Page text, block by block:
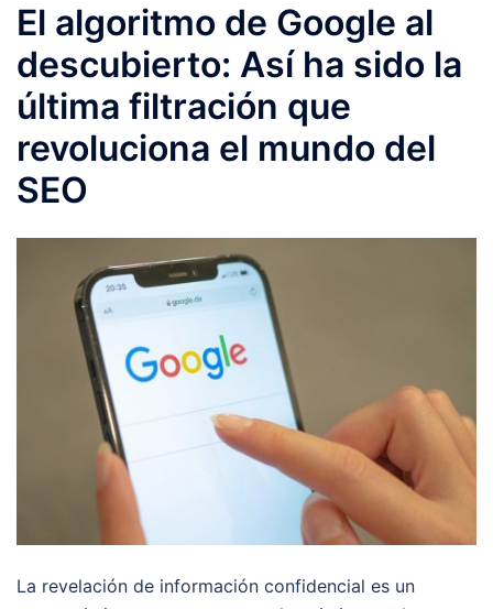
El algoritmo de Google al
descubierto: Así ha sido la
última filtración que
revoluciona el mundo del
SEO
La revelación de información confidencial es un